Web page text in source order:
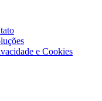
e Cookies